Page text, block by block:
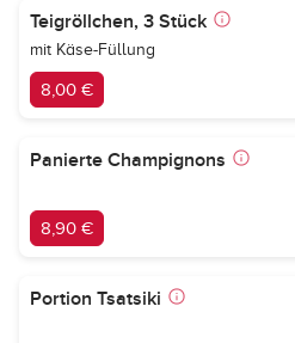
Teigröllchen, 3 Stück
mit Käse-Füllung
8,00 €
Panierte Champignons
8,90 €
Portion Tsatsiki